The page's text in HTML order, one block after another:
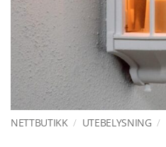
NETTBUTIKK / UTEBELYSNING /